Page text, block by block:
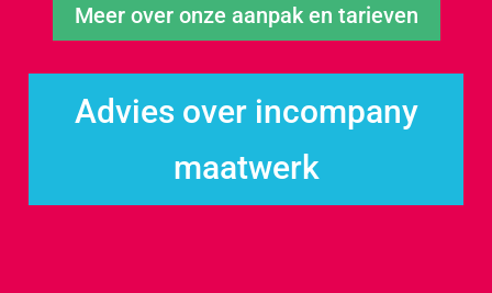
Meer over onze aanpak en tarieven
Advies over incompany
maatwerk